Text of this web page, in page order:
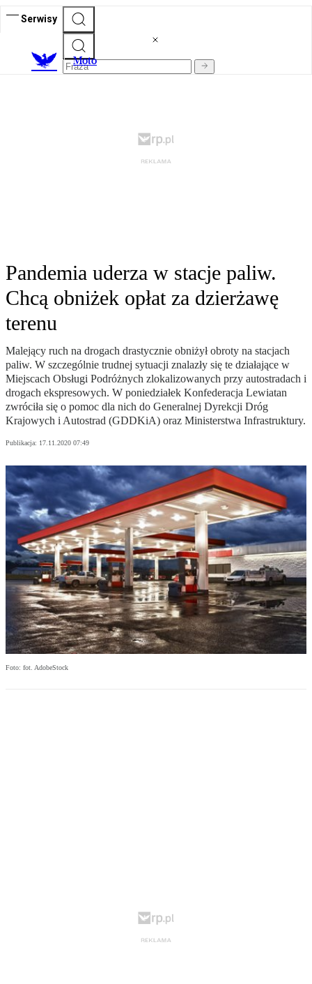
Serwisy
Moto
Pandemia uderza w stacje paliw.
Chcą obniżek opłat za dzierżawę
terenu
Malejący ruch na drogach drastycznie obniżył obroty na stacjach
paliw. W szczególnie trudnej sytuacji znalazły się te działające w
Miejscach Obsługi Podróżnych zlokalizowanych przy autostradach i
drogach ekspresowych. W poniedziałek Konfederacja Lewiatan
zwróciła się o pomoc dla nich do Generalnej Dyrekcji Dróg
Krajowych i Autostrad (GDDKiA) oraz Ministerstwa Infrastruktury.
Publikacja: 17.11.2020 07:49
Foto: fot. AdobeStock